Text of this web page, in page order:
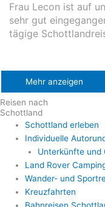
Frau Lecon ist auf
sehr gut
tägige
Mehr anzeigen
Reisen nach
Schottland
Schottland erleben
Individuelle
Unterkünfte und
Land Rover
Wander- und
Kreuzfahrten